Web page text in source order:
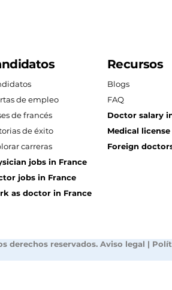
de empleo
de francés
de éxito
carreras
jobs in France
jobs in France
as doctor in France
Recursos
Blogs
FAQ
Doctor salary
Medical
Foreign
derechos reservados. Aviso legal |